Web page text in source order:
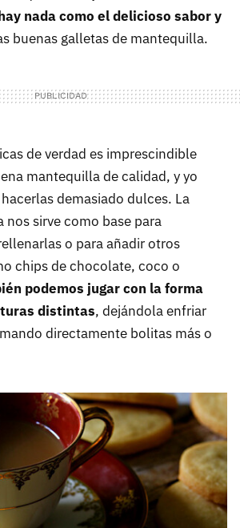
nada como el delicioso sabor y
buenas galletas de mantequilla.
de verdad es imprescindible
mantequilla de calidad, y yo
demasiado dulces. La
nos sirve como base para
o para añadir otros
chips de chocolate, coco o
podemos jugar con la forma
distintas, dejándola enfriar
directamente bolitas más o